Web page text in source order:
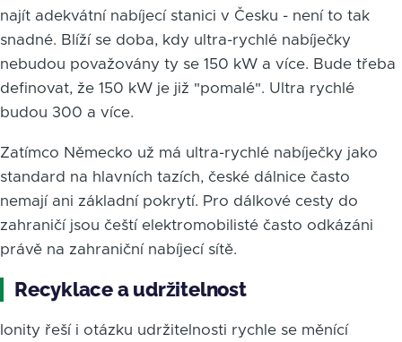
najít adekvátní nabíjecí stanici v Česku - není to tak
snadné. Blíží se doba, kdy ultra-rychlé nabíječky
nebudou považovány ty se 150 kW a více. Bude třeba
definovat, že 150 kW je již "pomalé". Ultra rychlé
budou 300 a více.
Zatímco Německo už má ultra-rychlé nabíječky jako
standard na hlavních tazích, české dálnice často
nemají ani základní pokrytí. Pro dálkové cesty do
zahraničí jsou čeští elektromobilisté často odkázáni
právě na zahraniční nabíjecí sítě.
Recyklace a udržitelnost
Ionity řeší i otázku udržitelnosti rychle se měnící